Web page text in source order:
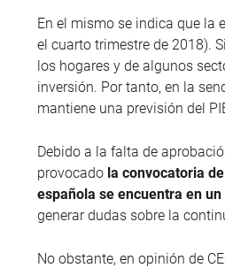
En el mismo se indica que la
el cuarto trimestre de 2018).
los hogares y de algunos
inversión. Por tanto, en la
mantiene una previsión del
Debido a la falta de
provocado la convocatoria
española se encuentra en
generar dudas sobre la
No obstante, en opinión de